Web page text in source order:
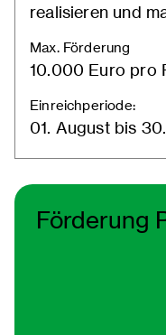
realisieren und
Max. Förderung
10.000 Euro pro
Einreichperiode:
01. August bis
Förderung